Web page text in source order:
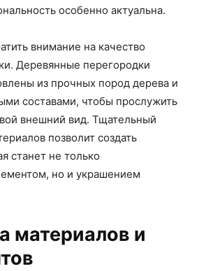
особенно актуальна.
внимание на качество
Деревянные перегородки
из прочных пород дерева и
составами, чтобы прослужить
внешний вид. Тщательный
позволит создать
станет не только
но и украшением
материалов и